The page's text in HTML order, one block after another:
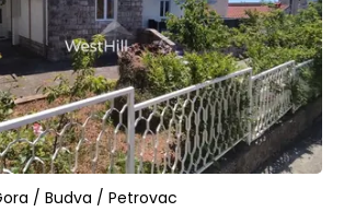
/ Budva / Petrovac